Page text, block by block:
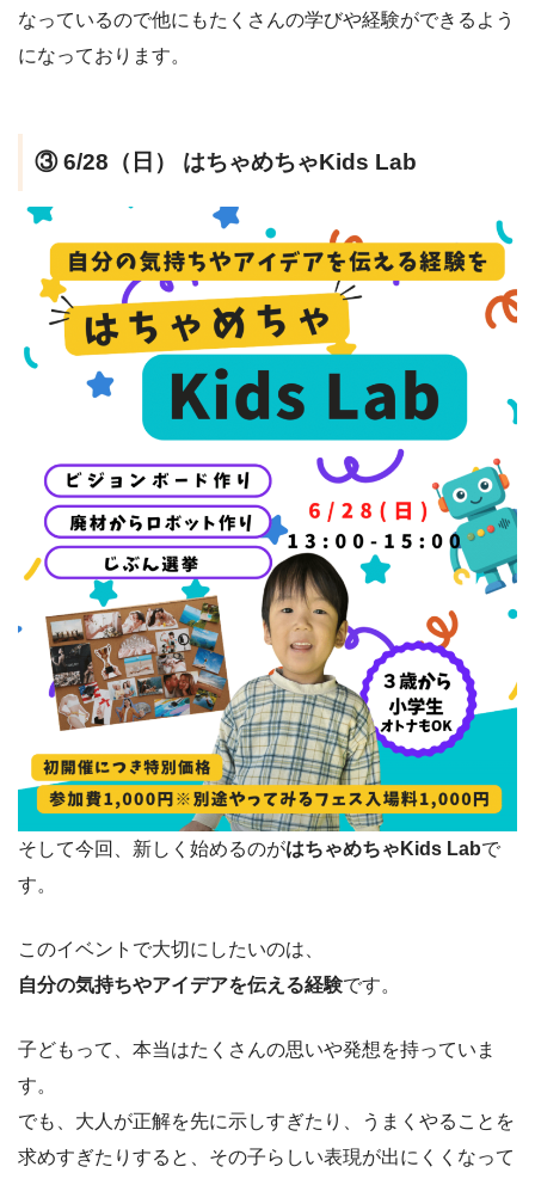
なっているので他にもたくさんの学びや経験ができるよう
になっております。
③ 6/28（日） はちゃめちゃKids Lab
そして今回、新しく始めるのがはちゃめちゃKids Labで
す。
このイベントで大切にしたいのは、
自分の気持ちやアイデアを伝える経験です。
子どもって、本当はたくさんの思いや発想を持っていま
す。
でも、大人が正解を先に示しすぎたり、うまくやることを
求めすぎたりすると、その子らしい表現が出にくくなって